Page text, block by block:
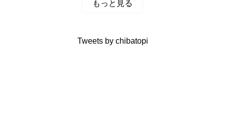
もっと見る
Tweets by chibatopi